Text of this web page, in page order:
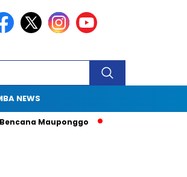
NEWS
Drama Pergub 33: Kadis